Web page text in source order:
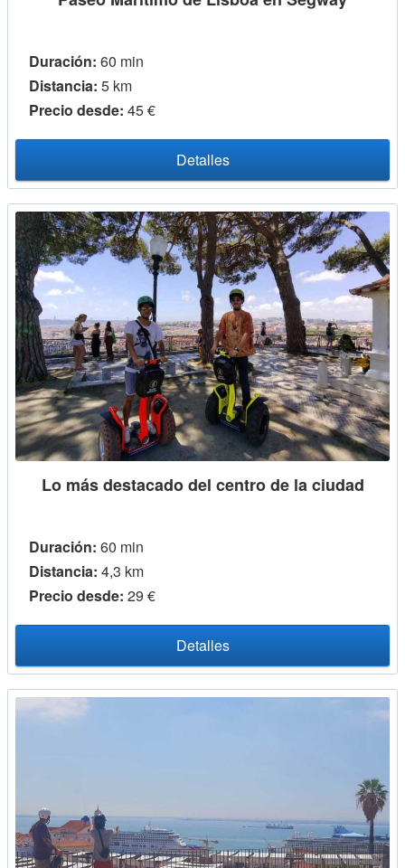
Duración: 60 min
Distancia: 5 km
Precio desde: 45 €
Detalles
Lo más destacado del centro de la ciudad
Duración: 60 min
Distancia: 4,3 km
Precio desde: 29 €
Detalles